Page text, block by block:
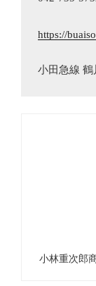
https://
小田急線 鶴
小林重次郎